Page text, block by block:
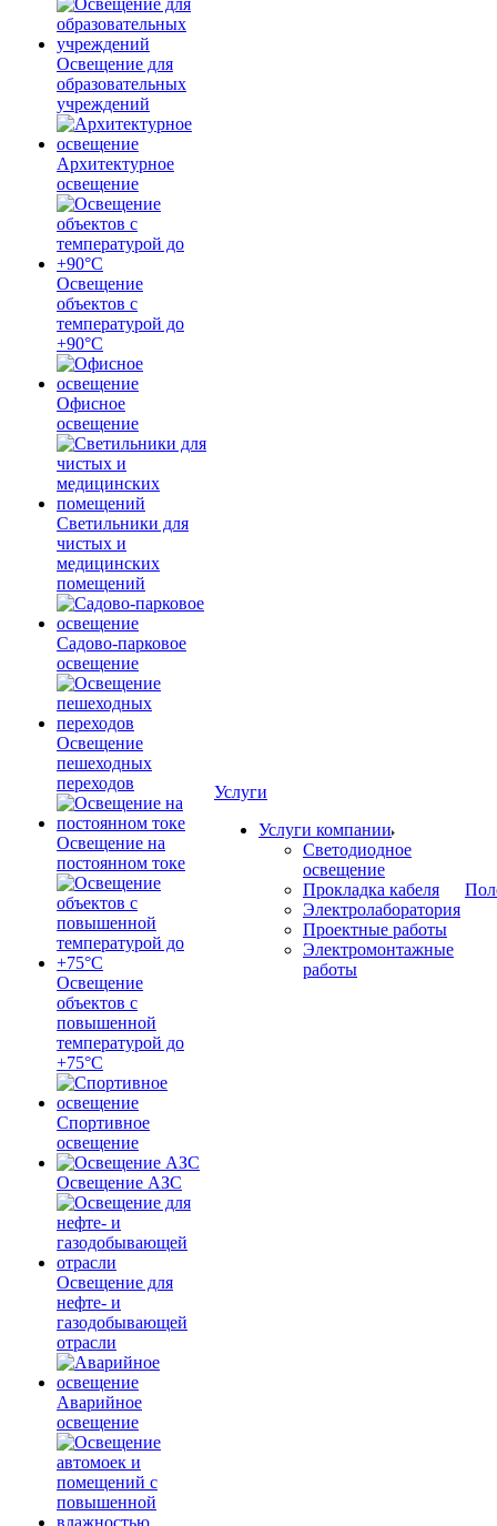
Освещение для
образовательных
учреждений
Архитектурное
освещение
Освещение
объектов с
температурой до
+90°С
Офисное
освещение
Светильники для
чистых и
медицинских
помещений
Садово-парковое
освещение
Освещение
пешеходных
переходов
Освещение на
постоянном токе
Освещение
объектов с
повышенной
температурой до
+75°C
Спортивное
освещение
Освещение АЗС
Освещение для
нефте- и
газодобывающей
отрасли
Аварийное
освещение
Услуги
Услуги компании
Светодиодное
освещение
Прокладка кабеля
Электролаборатория
Проектные работы
Электромонтажные
работы